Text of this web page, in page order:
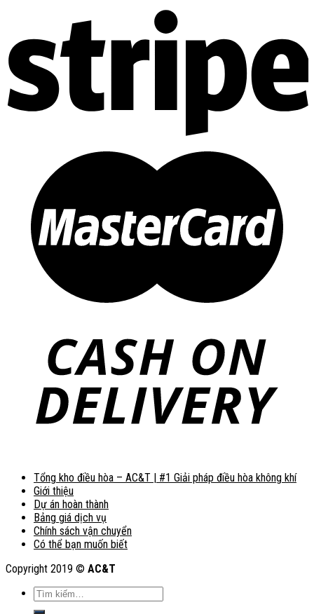
Tổng kho điều hòa – AC&T | #1 Giải pháp điều hòa không khí
Giới thiệu
Dự án hoàn thành
Bảng giá dịch vụ
Chính sách vận chuyển
Có thể bạn muốn biết
Copyright 2019 © AC&T
Tìm